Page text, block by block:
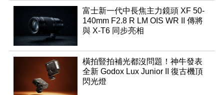
富士新一代中長焦主力鏡頭 XF 50-
140mm F2.8 R LM OIS WR II 傳將
與 X-T6 同步亮相
橫拍豎拍補光都沒問題！神牛發表
全新 Godox Lux Junior II 復古機頂
閃光燈